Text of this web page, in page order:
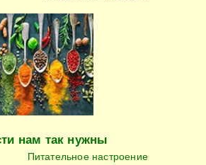
нам так нужны
Питательное настроение